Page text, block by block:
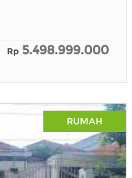
Rp 5.498.999.000
RUMAH